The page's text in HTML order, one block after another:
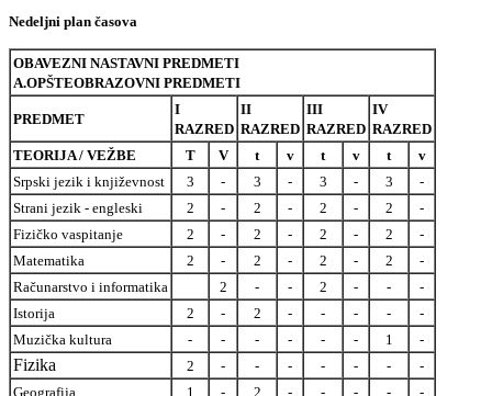
Nedeljni plan časova
OBAVEZNI NASTAVNI PREDMETI
A.OPŠTEOBRAZOVNI PREDMETI
PREDMET
I
RAZRED
II
RAZRED
III
RAZRED
IV
RAZRED
TEORIJA / VEŽBE
T V t v t v t
v
Srpski jezik i književnost
3 - 3 - 3 - 3
-
Strani jezik - engleski
2 - 2 - 2 - 2
-
Fizičko vaspitanje
2 - 2 - 2 - 2
-
Matematika
2 - 2 - 2 - 2
-
Računarstvo i informatika
2 - - 2 - -
-
Istorija
2 - 2 - - - -
-
Muzička kultura
- - - - - - 1 -
Fizika 2 - - - - - -
-
Geografija
1 - 2 - - - - -